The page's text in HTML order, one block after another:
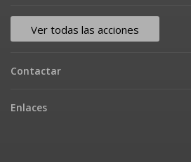
Ver todas las acciones
Contactar
Enlaces